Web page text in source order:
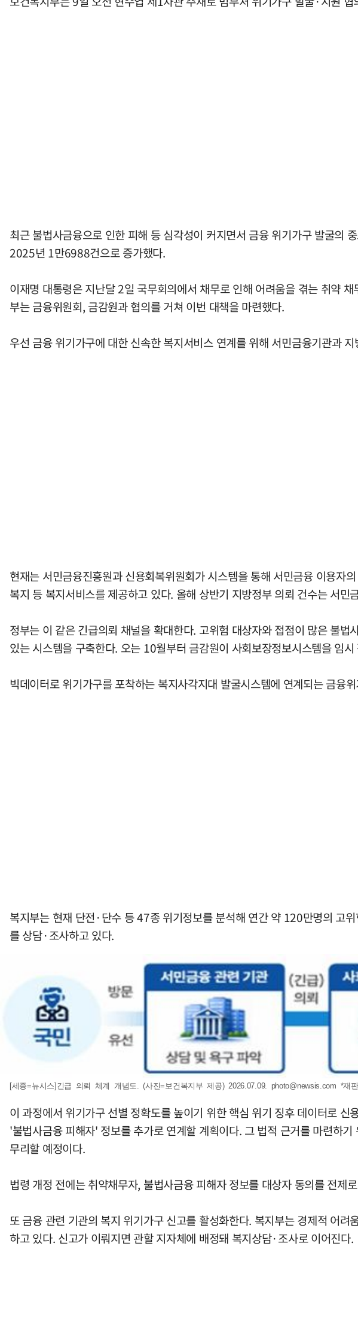
최근 불법사금융으로 인한 피해 등 심각성이 커지면서 금융 위기가구 발굴
2025년 1만6988건으로 증가했다.
이재명 대통령은 지난달 2일 국무회의에서 채무로 인해 어려움을 겪는 취약
부는 금융위원회, 금감원과 협의를 거쳐 이번 대책을 마련했다.
우선 금융 위기가구에 대한 신속한 복지서비스 연계를 위해 서민금융기관과
현재는 서민금융진흥원과 신용회복위원회가 시스템을 통해 서민금융 이용자
복지 등 복지서비스를 제공하고 있다. 올해 상반기 지방정부 의뢰 건수는 서
정부는 이 같은 긴급의뢰 채널을 확대한다. 고위험 대상자와 접점이 많은 불
있는 시스템을 구축한다. 오는 10월부터 금감원이 사회보장정보시스템을 임
빅데이터로 위기가구를 포착하는 복지사각지대 발굴시스템에 연계되는 금융
복지부는 현재 단전·단수 등 47종 위기정보를 분석해 연간 약 120만명의 고
를 상담·조사하고 있다.
[세종=뉴시스]긴급 의뢰 체계 개념도. (사진=보건복지부 제공) 2026.07.09. photo@newsis.com *재
이 과정에서 위기가구 선별 정확도를 높이기 위한 핵심 위기 징후 데이터로
'불법사금융 피해자' 정보를 추가로 연계할 계획이다. 그 법적 근거를 마련하
무리할 예정이다.
법령 개정 전에는 취약채무자, 불법사금융 피해자 정보를 대상자 동의를 전
또 금융 관련 기관의 복지 위기가구 신고를 활성화한다. 복지부는 경제적 어
하고 있다. 신고가 이뤄지면 관할 지자체에 배정돼 복지상담·조사로 이어진다.